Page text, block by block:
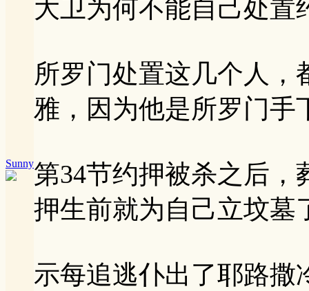
Sunny
大卫为何不能自己处置
所罗门处置这几个人
雅，因为他是所罗门手
第34节约押被杀之后
押生前就为自己立坟墓
示每追逃仆出了耶路撒